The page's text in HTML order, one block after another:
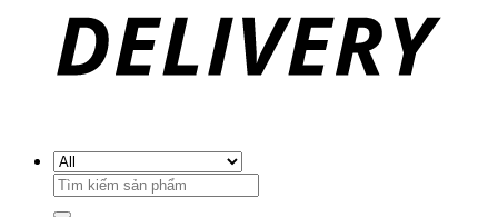
Search
for: